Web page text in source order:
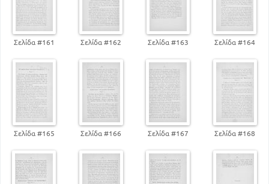
Απολυτίκιο των Αρχαγγέλων Μιχαήλ και Γαβριήλ
157
Απολυτίκιο του Μ. Βασιλείου
166
Απολυτίκιο των τριών Ιεραρχών
168
Σελίδα #161 Σελίδα #162 Σελίδα #163 Σελίδα #164
Σελίδα #165 Σελίδα #166 Σελίδα #167 Σελίδα #168